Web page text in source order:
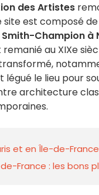
des Artistes
est composé
Smith-Champion
au XIXe
légué le lieu pour
architecture
et en Île-de-France
France : les bons